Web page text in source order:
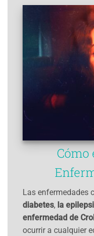
Las enfermedades
diabetes, la
enfermedad de
ocurrir a cualquier